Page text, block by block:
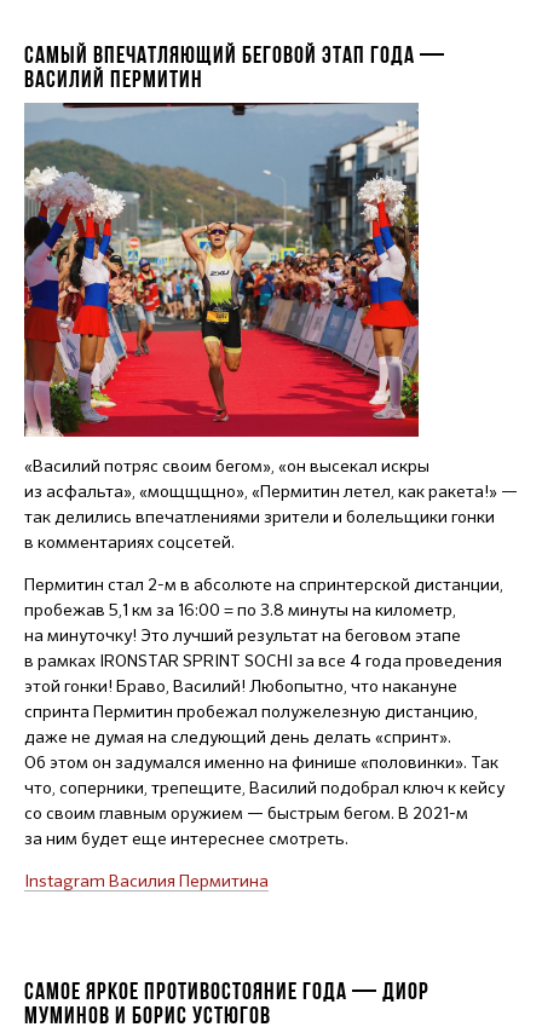
САМЫЙ ВПЕЧАТЛЯЮЩИЙ БЕГОВОЙ ЭТАП ГОДА —
ВАСИЛИЙ ПЕРМИТИН
«Василий потряс своим бегом», «он высекал искры
из асфальта», «мощщщно», «Пермитин летел, как ракета!» —
так делились впечатлениями зрители и болельщики гонки
в комментариях соцсетей.
Пермитин стал 2-м в абсолюте на спринтерской дистанции,
пробежав 5,1 км за 16:00 = по 3.8 минуты на километр,
на минуточку! Это лучший результат на беговом этапе
в рамках IRONSTAR SPRINT SOCHI за все 4 года проведения
этой гонки! Браво, Василий! Любопытно, что накануне
спринта Пермитин пробежал полужелезную дистанцию,
даже не думая на следующий день делать «спринт».
Об этом он задумался именно на финише «половинки». Так
что, соперники, трепещите, Василий подобрал ключ к кейсу
со своим главным оружием — быстрым бегом. В 2021-м
за ним будет еще интереснее смотреть.
Instagram Василия Пермитина
САМОЕ ЯРКОЕ ПРОТИВОСТОЯНИЕ ГОДА — ДИОР
МУМИНОВ И БОРИС УСТЮГОВ